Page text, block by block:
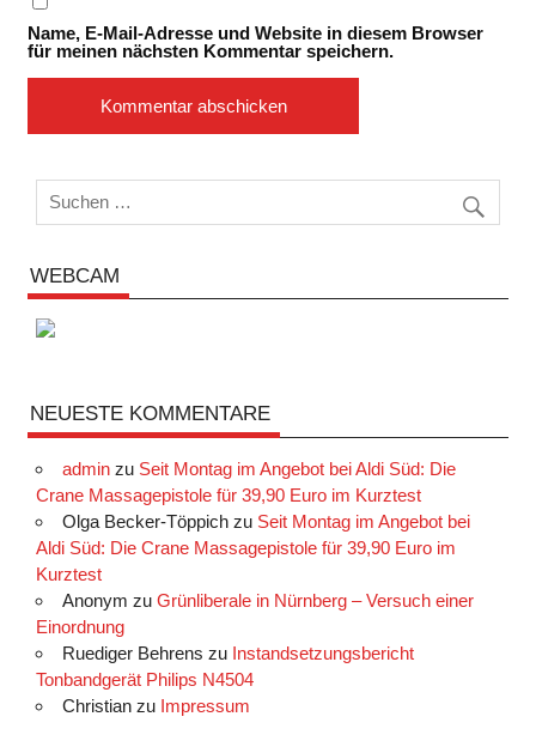
Name, E-Mail-Adresse und Website in diesem Browser
für meinen nächsten Kommentar speichern.
WEBCAM
NEUESTE KOMMENTARE
adminzu Seit Montag im Angebot bei Aldi Süd: Die
Crane Massagepistole für 39,90 Euro im Kurztest
Olga Becker-Töppichzu Seit Montag im Angebot bei
Aldi Süd: Die Crane Massagepistole für 39,90 Euro im
Kurztest
Anonym zu Grünliberale in Nürnberg – Versuch einer
Einordnung
Ruediger Behrens zu Instandsetzungsbericht
Tonbandgerät Philips N4504
Christianzu Impressum